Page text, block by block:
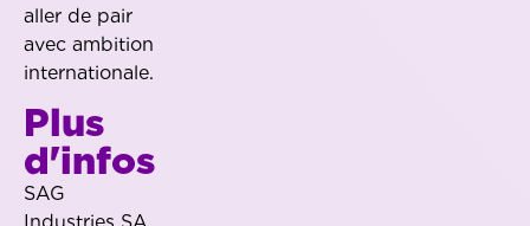
aller de pair
avec ambition
internationale.
Plus
d'infos
SAG